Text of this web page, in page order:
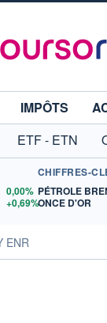
IMPÔTS
ETF - ETN
0,00%
+0,69%
CHIFFRES-
PÉTROLE
ONCE D'OR
ENR